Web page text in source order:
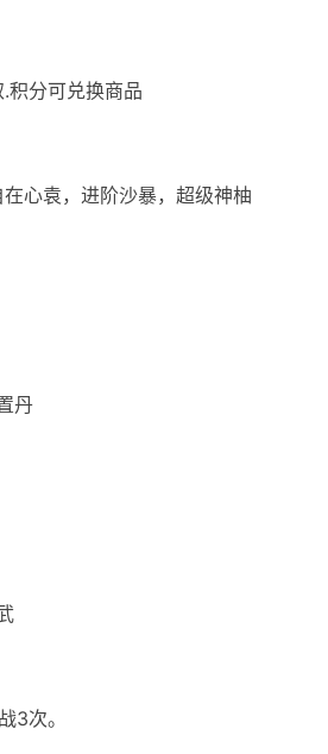
积分可兑换商品
心袁，进阶沙暴，超级神柚
丹
3次。